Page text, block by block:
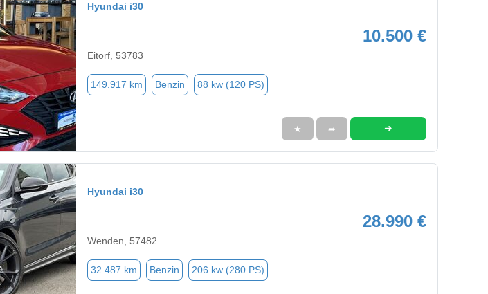
Hyundai i30
10.500 €
Eitorf, 53783
149.917 km Benzin 88 kw (120 PS)
★ ➦ ➜
Hyundai i30
28.990 €
Wenden, 57482
32.487 km Benzin 206 kw (280 PS)